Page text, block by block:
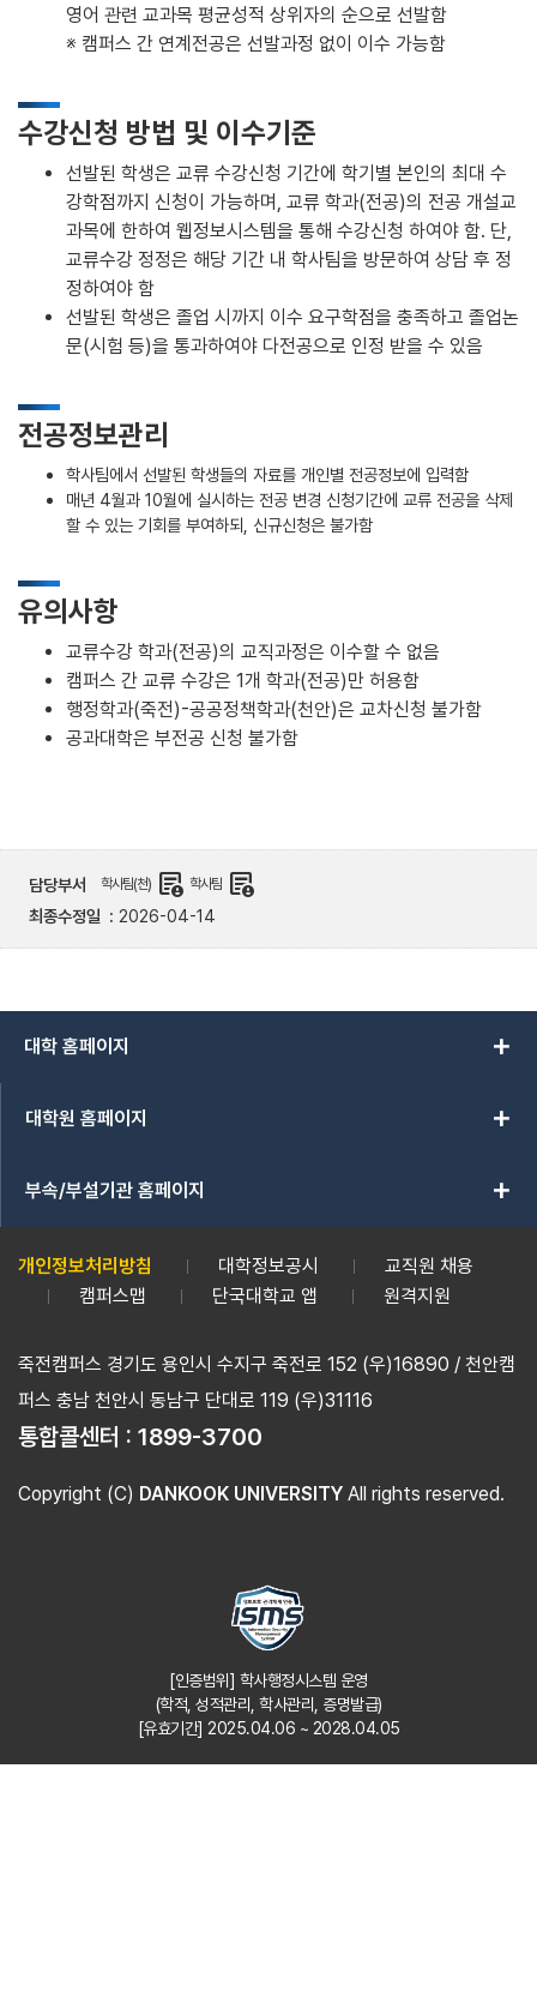
영어 관련 교과목 평균성적 상위자의 순으로 선발함
※ 캠퍼스 간 연계전공은 선발과정 없이 이수 가능함
수강신청 방법 및 이수기준
선발된 학생은 교류 수강신청 기간에 학기별 본인의 최대 수
강학점까지 신청이 가능하며, 교류 학과(전공)의 전공 개설교
과목에 한하여 웹정보시스템을 통해 수강신청 하여야 함. 단,
교류수강 정정은 해당 기간 내 학사팀을 방문하여 상담 후 정
정하여야 함
선발된 학생은 졸업 시까지 이수 요구학점을 충족하고 졸업논
문(시험 등)을 통과하여야 다전공으로 인정 받을 수 있음
전공정보관리
학사팀에서 선발된 학생들의 자료를 개인별 전공정보에 입력함
매년 4월과 10월에 실시하는 전공 변경 신청기간에 교류 전공을 삭제
할 수 있는 기회를 부여하되, 신규신청은 불가함
유의사항
교류수강 학과(전공)의 교직과정은 이수할 수 없음
캠퍼스 간 교류 수강은 1개 학과(전공)만 허용함
행정학과(죽전)-공공정책학과(천안)은 교차신청 불가함
공과대학은 부전공 신청 불가함
담당부서 학사팀(천) demography 학사팀 demography
최종수정일 2026-04-14
대학 홈페이지 add
대학원 홈페이지 add
부속/부설기관 홈페이지 add
개인정보처리방침 대학정보공시
교직원 채용
캠퍼스맵
단국대학교 앱 원격지원
죽전캠퍼스 경기도 용인시 수지구 죽전로 152 (우)16890 / 천안캠
퍼스 충남 천안시 동남구 단대로 119 (우)31116
통합콜센터 : 1899-3700
Copyright (C) DANKOOK UNIVERSITY All rights reserved.
[인증범위] 학사행정시스템 운영
(학적, 성적관리, 학사관리, 증명발급)
[유효기간] 2025.04.06 ~ 2028.04.05